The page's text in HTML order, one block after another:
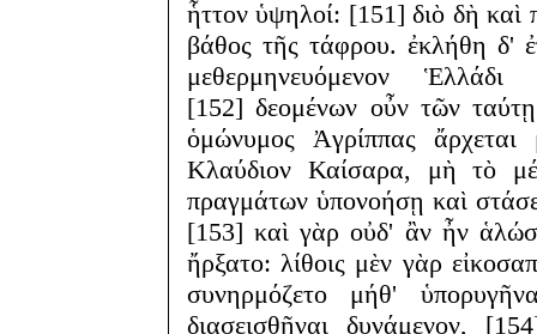
ἧττον ὑψηλοί: [151] διὸ δὴ καὶ
βάθος τῆς τάφρου. ἐκλήθη δ'
μεθερμηνευόμενον
[152] δεομένων οὖν τῶν
ὁμώνυμος Ἀγρίππας ἄρχεται
Κλαύδιον Καίσαρα, μὴ τὸ
πραγμάτων ὑπονοήσῃ καὶ
[153] καὶ γὰρ οὐδ' ἂν ἦν
ἤρξατο: λίθοις μὲν γὰρ
συνηρμόζετο μήθ'
διασεισθῆναι δυνάμενον,